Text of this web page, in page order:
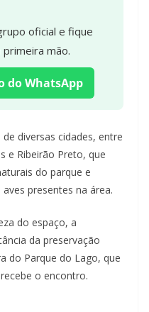
oficial e fique
mão.
do WhatsApp
diversas cidades, entre
e Ribeirão Preto, que
do parque e
presentes na área.
do espaço, a
da preservação
do Parque do Lago, que
o encontro.